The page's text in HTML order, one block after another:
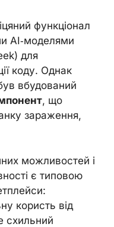
функціонал
AI‑моделями
для
коду. Однак
вбудований
, що
зараження,
можливостей і
є типовою
користь від
схильний